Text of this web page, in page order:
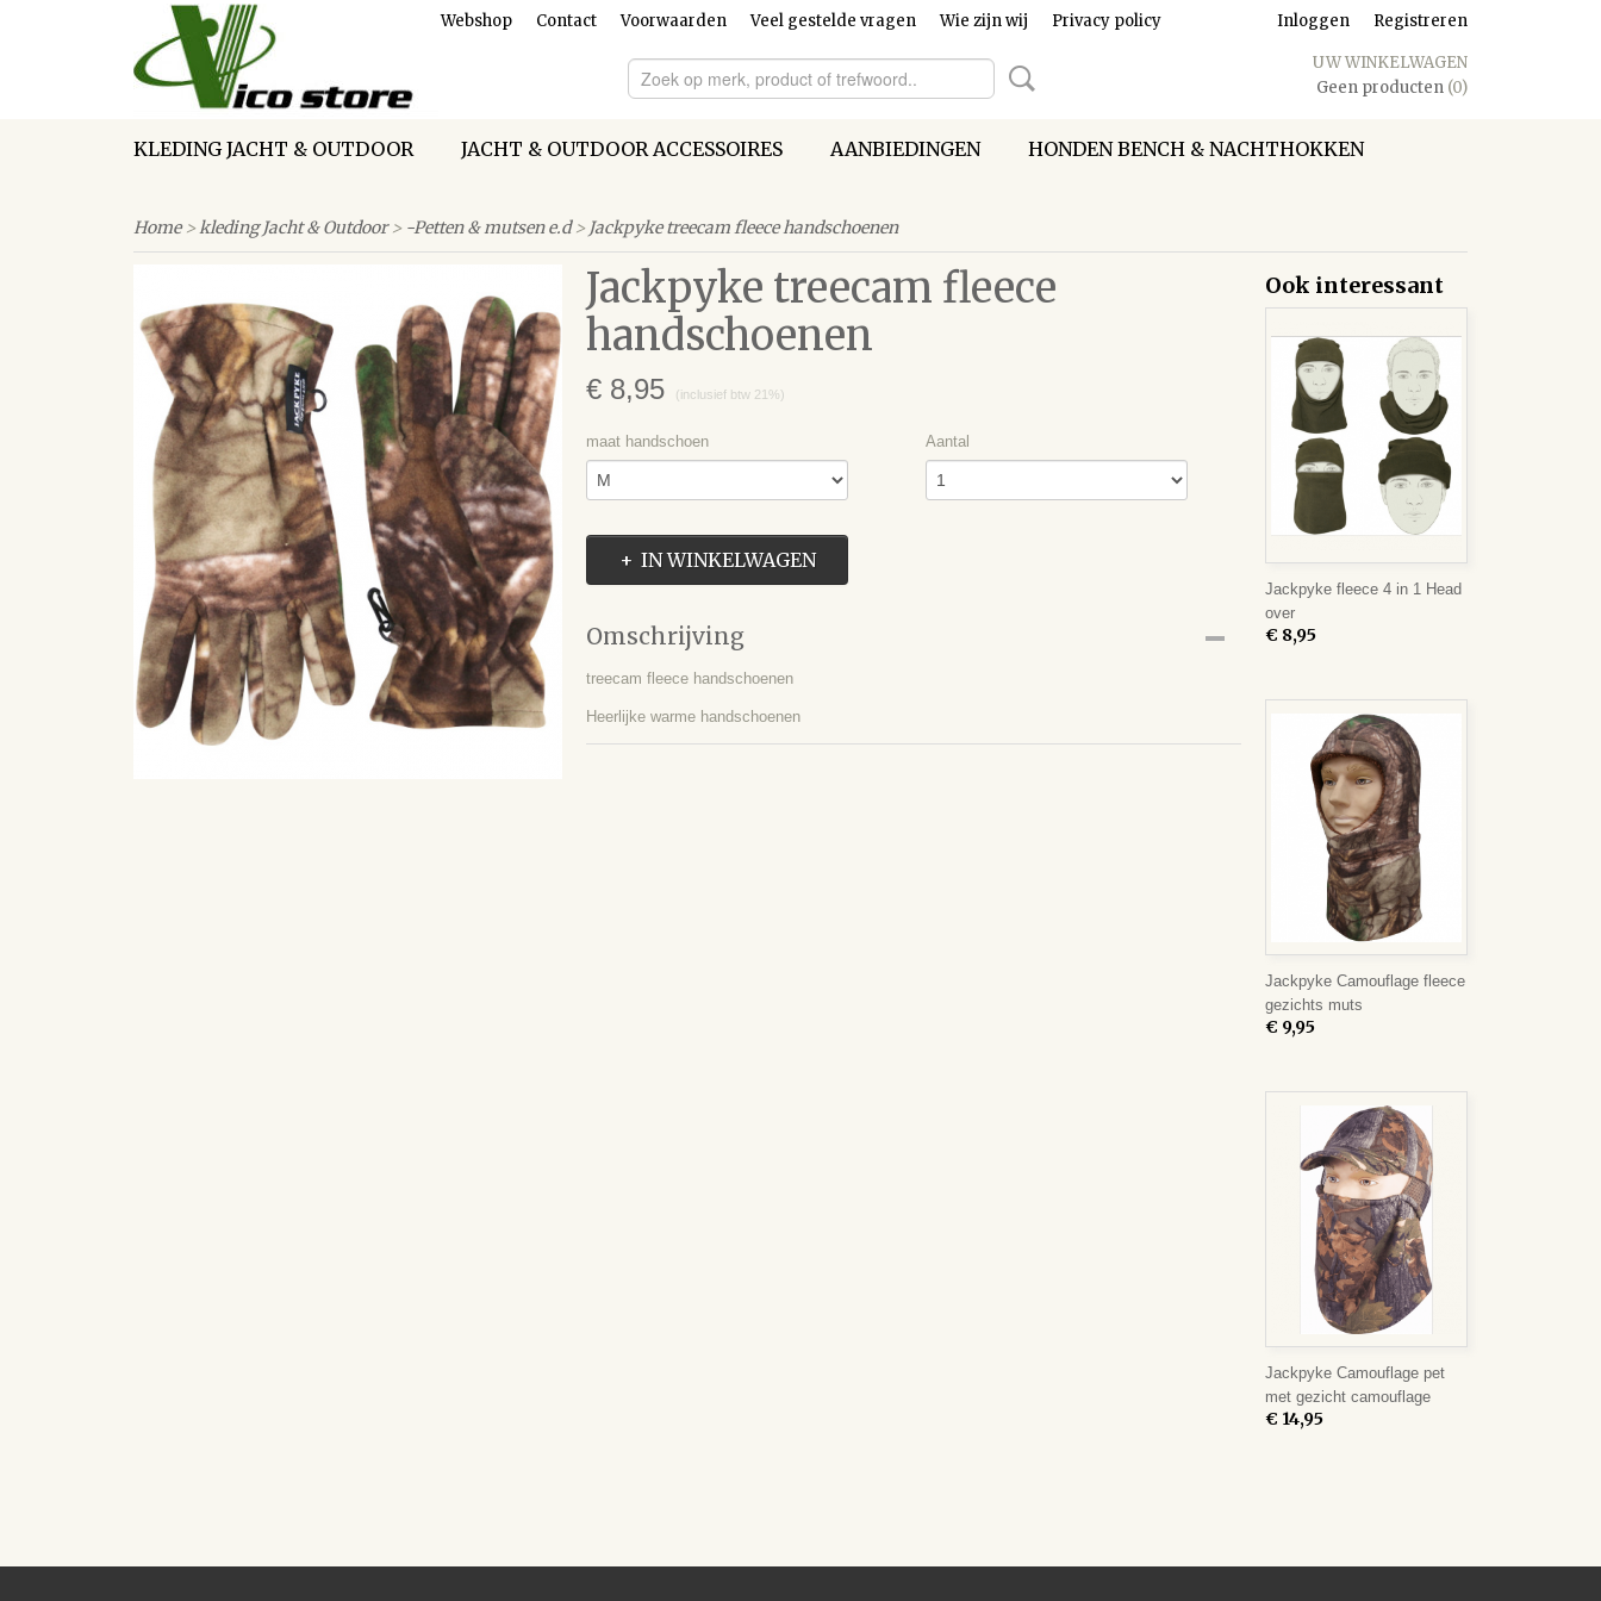
Webshop Contact Voorwaarden Veel gestelde vragen Wie zijn wij Privacy policy Inloggen Registreren
UW WINKELWAGEN
Geen producten (0)
KLEDING JACHT & OUTDOOR JACHT & OUTDOOR ACCESSOIRES AANBIEDINGEN HONDEN BENCH & NACHTHOKKEN
Home>kleding Jacht & Outdoor> -Petten & mutsen e.d> Jackpyke treecam fleece handschoenen
Jackpyke treecam fleece
handschoenen
€ 8,95 (inclusief btw 21%)
maat handschoen Aantal
IN WINKELWAGEN
Omschrijving
treecam fleece handschoenen
Heerlijke warme handschoenen
Ook interessant
Jackpyke fleece 4 in 1 Head
over
€ 8,95
Jackpyke Camouflage fleece
gezichts muts
€ 9,95
Jackpyke Camouflage pet
met gezicht camouflage
€ 14,95